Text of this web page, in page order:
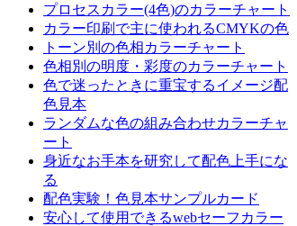
プロセスカラー(4色)のカラーチャート
カラー印刷で主に使われるCMYKの色
トーン別の色相カラーチャート
色相別の明度・彩度のカラーチャート
色で迷ったときに重宝するイメージ配
色見本
ランダムな色の組み合わせカラーチャ
ート
身近なお手本を研究して配色上手にな
る
配色実験！色見本サンプルカード
安心して使用できるwebセーフカラー